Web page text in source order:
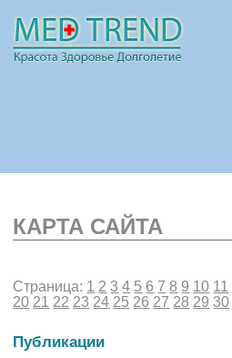
НОВОСТИ
КАРТА САЙТА
Страница: 1 2 3 4 5 6 7 8 9 10 11
20 21 22 23 24 25 26 27 28 29 30
Публикации